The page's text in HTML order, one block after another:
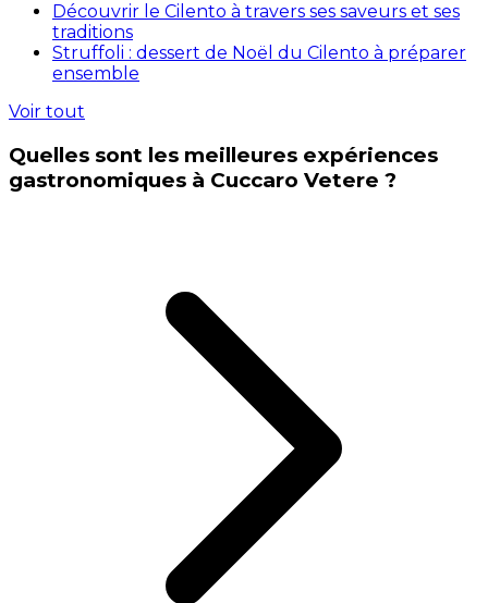
Découvrir le Cilento à travers ses saveurs et ses
traditions
Struffoli : dessert de Noël du Cilento à préparer
ensemble
Voir tout
Quelles sont les meilleures expériences
gastronomiques à Cuccaro Vetere ?